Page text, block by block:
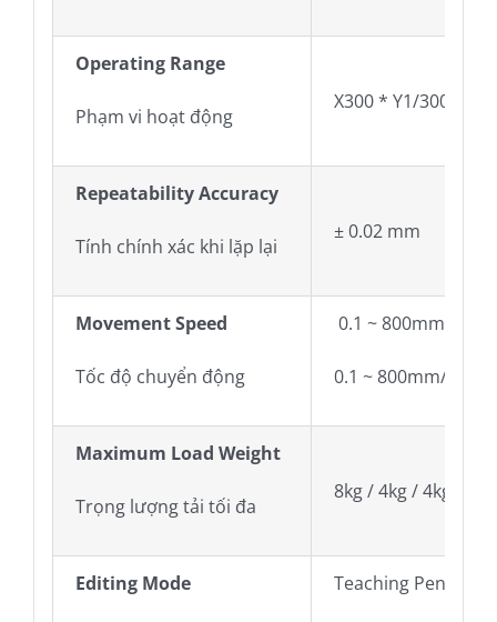
Operating Range
Phạm vi hoạt động
X300 * Y1/300 *
Repeatability Accuracy
Tính chính xác khi lặp lại
± 0.02 mm
Movement Speed
Tốc độ chuyển động
0.1 ~ 800mm/sec
0.1 ~ 800mm/s
Maximum Load Weight
Trọng lượng tải tối đa
8kg / 4kg / 4kg (X/
Editing Mode Teaching Pendant